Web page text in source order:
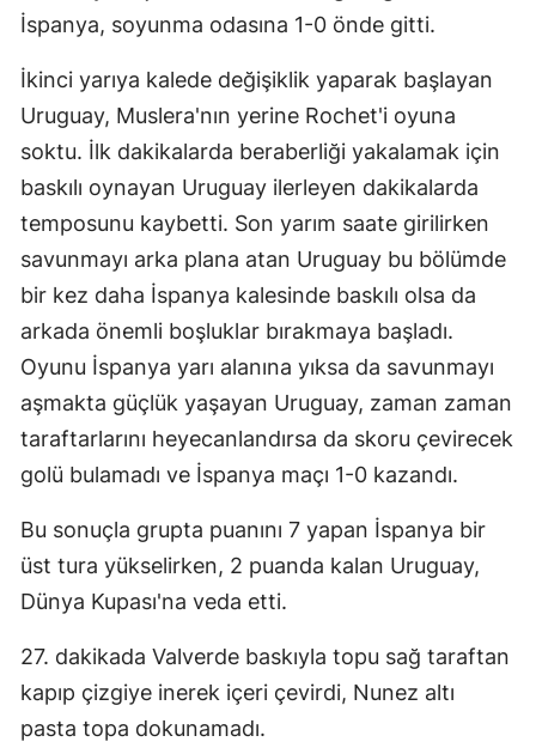
Giresun
Hakkari
Hatay
Isparta
Mersin
İstanbul
Kars
Kastamonu
Kırklareli
Kocaeli
Konya
İspanya, soyunma odasına 1-0 önde gitti.
İkinci yarıya kalede değişiklik yaparak başlayan
Uruguay, Muslera'nın yerine Rochet'i oyuna
soktu. İlk dakikalarda beraberliği yakalamak için
baskılı oynayan Uruguay ilerleyen dakikalarda
temposunu kaybetti. Son yarım saate girilirken
savunmayı arka plana atan Uruguay bu bölümde
bir kez daha İspanya kalesinde baskılı olsa da
arkada önemli boşluklar bırakmaya başladı.
Oyunu İspanya yarı alanına yıksa da savunmayı
aşmakta güçlük yaşayan Uruguay, zaman zaman
taraftarlarını heyecanlandırsa da skoru çevirecek
golü bulamadı ve İspanya maçı 1-0 kazandı.
Bu sonuçla grupta puanını 7 yapan İspanya bir
üst tura yükselirken, 2 puanda kalan Uruguay,
Dünya Kupası'na veda etti.
27. dakikada Valverde baskıyla topu sağ taraftan
kapıp çizgiye inerek içeri çevirdi, Nunez altı
pasta topa dokunamadı.